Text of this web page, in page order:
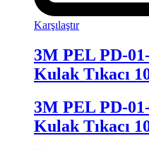
Karşılaştır
3M PEL PD-
Kulak Tıkacı
3M PEL PD-
Kulak Tıkacı